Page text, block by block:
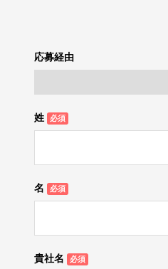
応募経由
姓
名
貴社名